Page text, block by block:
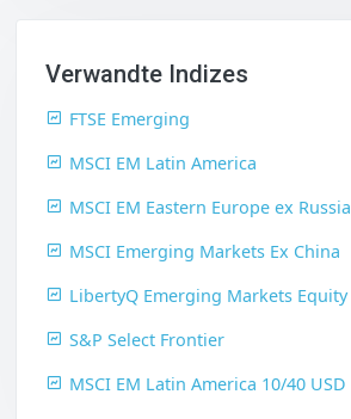
Verwandte Indizes
FTSE Emerging
MSCI EM Latin America
MSCI EM Eastern Europe ex Russia
MSCI Emerging Markets Ex China
LibertyQ Emerging Markets Equity
S&P Select Frontier
MSCI EM Latin America 10/40 USD